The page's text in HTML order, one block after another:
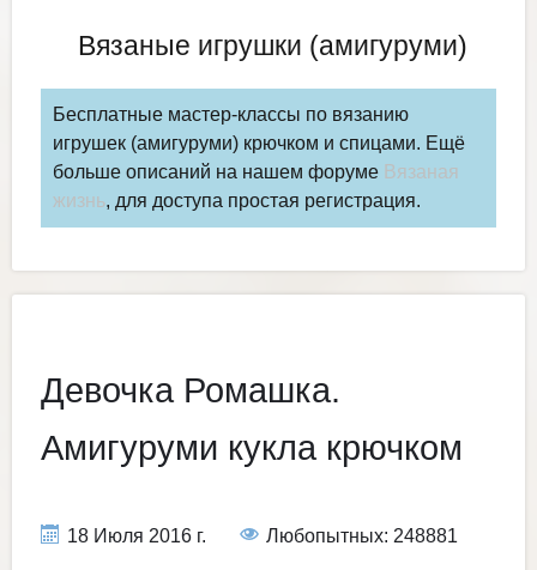
Вязаные игрушки (амигуруми)
Бесплатные мастер-классы по вязанию
игрушек (амигуруми) крючком и спицами. Ещё
больше описаний на нашем форуме Вязаная
жизнь, для доступа простая регистрация.
Девочка Ромашка.
Амигуруми кукла крючком
18 Июля 2016 г. Любопытных: 248881